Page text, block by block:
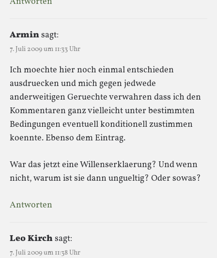
Arminsagt:
7. Juli 2009 um 11:33 Uhr
Ich moechte hier noch einmal entschieden
ausdruecken und mich gegen jedwede
anderweitigen Geruechte verwahren dass ich den
Kommentaren ganz vielleicht unter bestimmten
Bedingungen eventuell konditionell zustimmen
koennte. Ebenso dem Eintrag.
War das jetzt eine Willenserklaerung? Und wenn
nicht, warum ist sie dann ungueltig? Oder sowas?
Antworten
Leo Kirch sagt:
7. Juli 2009 um 11:38 Uhr